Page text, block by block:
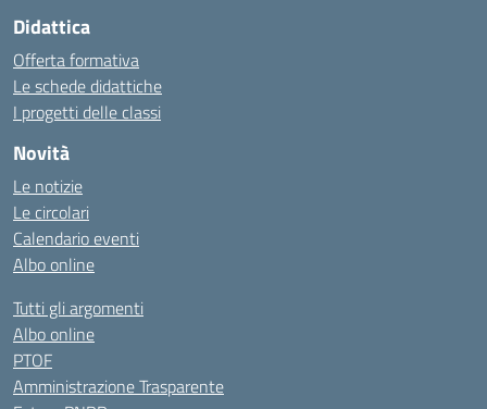
Didattica
Offerta formativa
Le schede didattiche
I progetti delle classi
Novità
Le notizie
Le circolari
Calendario eventi
Albo online
Tutti gli argomenti
Albo online
PTOF
Amministrazione Trasparente